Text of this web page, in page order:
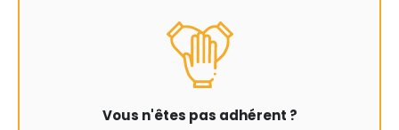
Vous n'êtes pas adhérent ?